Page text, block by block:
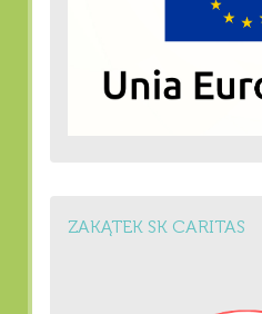
ZAKĄTEK SK CARITAS